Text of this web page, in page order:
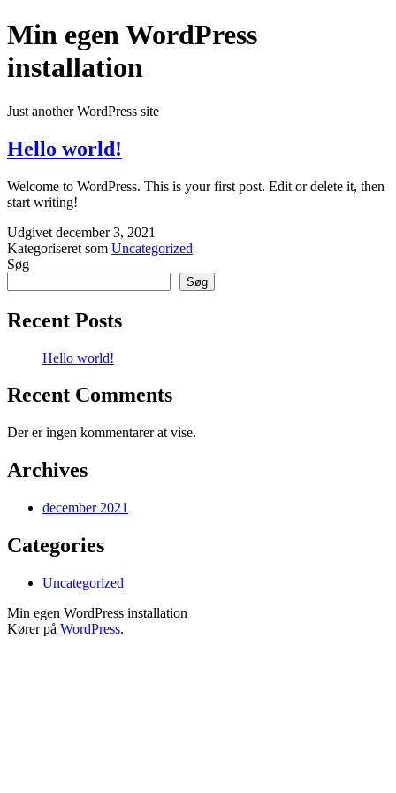
Fortsæt
til
indhold
Min egen WordPress
installation
Just another WordPress site
Hello world!
Welcome to WordPress. This is your first post. Edit or delete it, then
start writing!
Udgivet december 3, 2021
Kategoriseret som Uncategorized
Søg
Søg
Recent Posts
Hello world!
Recent Comments
Der er ingen kommentarer at vise.
Archives
december 2021
Categories
Uncategorized
Min egen WordPress installation
Kører på WordPress.